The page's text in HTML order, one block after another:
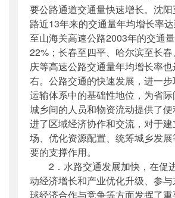
要公路通道交通量快速增长。沈
路近13年来的交通量年均增长率
至山海关高速公路2003年的交通
22%；长春至四平、哈尔滨至长
庆等高速公路交通量年均增长率
右。公路交通的快速发展，进一
运输体系中的基础性地位，为省际
城乡间的人员和物资流动提供了
进了区域经济协作和交流，对于
场、优化资源配置、统筹城乡发
要的支撑作用。
2．水路交通发展加快，在促
动经济增长和产业优化升级、参
球经济合作与竞争等方面发挥了重